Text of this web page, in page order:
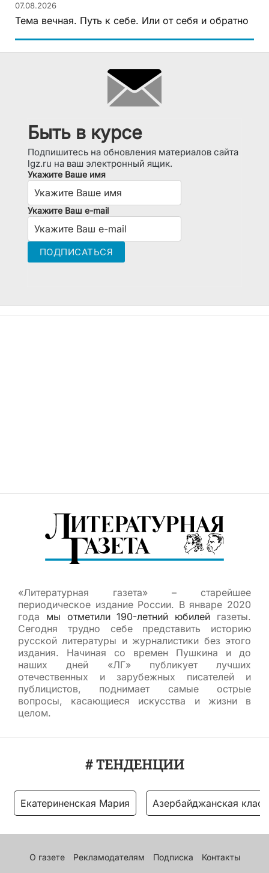
07.08.2026
Тема вечная. Путь к себе. Или от себя и обратно
Быть в курсе
Подпишитесь на обновления материалов сайта
lgz.ru на ваш электронный ящик.
Укажите Ваше имя
Укажите Ваш e-mail
«Литературная газета» – старейшее
периодическое издание России. В январе 2020
года мы отметили 190-летний юбилей газеты.
Сегодня трудно себе представить историю
русской литературы и журналистики без этого
издания. Начиная со времен Пушкина и до
наших дней «ЛГ» публикует лучших
отечественных и зарубежных писателей и
публицистов, поднимает самые острые
вопросы, касающиеся искусства и жизни в
целом.
# ТЕНДЕНЦИИ
Екатериненская Мария Азербайджанская
О газете Рекламодателям Подписка Контакты